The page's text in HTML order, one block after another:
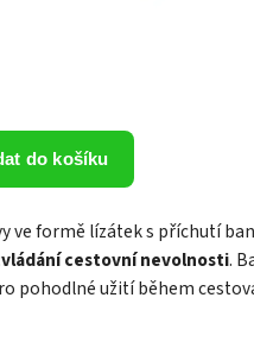
do košíku
ve formě lízátek s příchutí
cestovní nevolnosti.
pohodlné užití během